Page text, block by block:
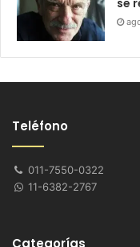
Teléfono
011-7550-0322
11-6382-2767
Categorías